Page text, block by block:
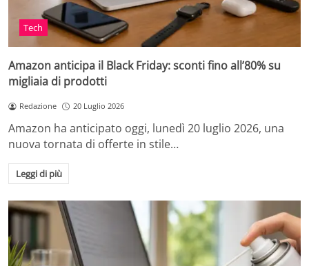
Tech
Amazon anticipa il Black Friday: sconti fino all’80% su
migliaia di prodotti
Redazione 20 Luglio 2026
Amazon ha anticipato oggi, lunedì 20 luglio 2026, una
nuova tornata di offerte in stile…
Leggi di più